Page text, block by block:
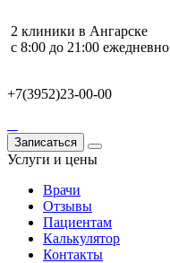
2 клиники в Ангарске
с 8:00 до 21:00 ежедневно
+7(3952)23-00-00
Записаться
Услуги и цены
Врачи
Отзывы
Пациентам
Калькулятор
Контакты